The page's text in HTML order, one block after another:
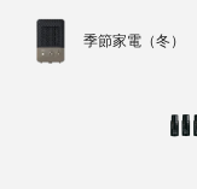
季節家電（冬）